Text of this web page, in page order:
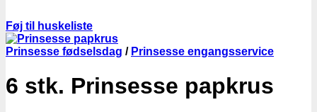
Føj til huskeliste
Prinsesse fødselsdag / Prinsesse engangsservice
6 stk. Prinsesse papkrus